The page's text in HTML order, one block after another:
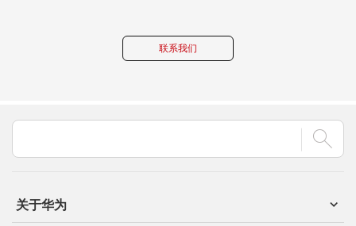
联系我们
关于华为